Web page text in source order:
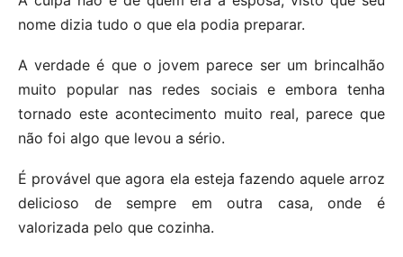
nome dizia tudo o que ela podia preparar.
A verdade é que o jovem parece ser um brincalhão
muito popular nas redes sociais e embora tenha
tornado este acontecimento muito real, parece que
não foi algo que levou a sério.
É provável que agora ela esteja fazendo aquele arroz
delicioso de sempre em outra casa, onde é
valorizada pelo que cozinha.